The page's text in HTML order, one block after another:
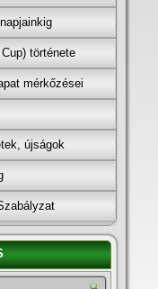
története
mérkőzései
újságok